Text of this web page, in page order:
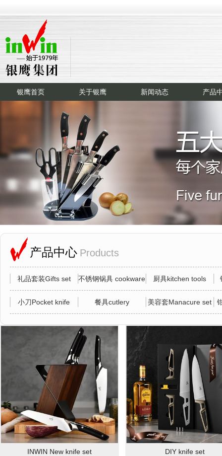
银鹰首页 关于银鹰 新闻动态 产品
产品中心 Products
礼品套装Gifts set 不锈钢锅具 cookware 厨具kitchen tools
小刀Pocket knife 餐具cutlery 美容套Manacure set
INWIN New knife set DIY knife set